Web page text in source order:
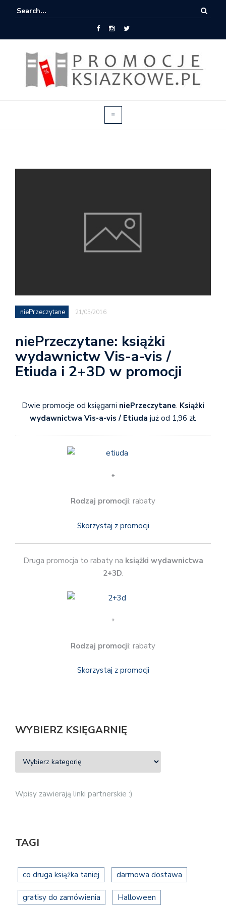
niePrzeczytane 21/05/2016
niePrzeczytane: książki
wydawnictw Vis-a-vis /
Etiuda i 2+3D w promocji
Dwie promocje od księgarni niePrzeczytane. Książki
wydawnictwa Vis-a-vis / Etiuda już od 1,96 zł.
*
Rodzaj promocji: rabaty
Skorzystaj z promocji
Druga promocja to rabaty na książki wydawnictwa
2+3D.
*
Rodzaj promocji: rabaty
Skorzystaj z promocji
WYBIERZ KSIĘGARNIĘ
Wpisy zawierają linki partnerskie :)
TAGI
co druga książka taniej darmowa dostawa
gratisy do zamówienia Halloween